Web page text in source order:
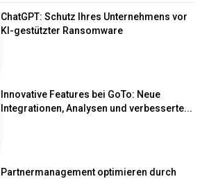
ChatGPT: Schutz Ihres Unternehmens vor
KI-gestützter Ransomware
Innovative Features bei GoTo: Neue
Integrationen, Analysen und verbesserte...
Partnermanagement optimieren durch